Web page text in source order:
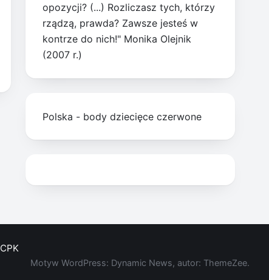
opozycji? (...) Rozliczasz tych, którzy
rządzą, prawda? Zawsze jesteś w
kontrze do nich!" Monika Olejnik
(2007 r.)
Polska - body dziecięce czerwone
CPK
Motyw WordPress: Dynamic News, autor: ThemeZee.